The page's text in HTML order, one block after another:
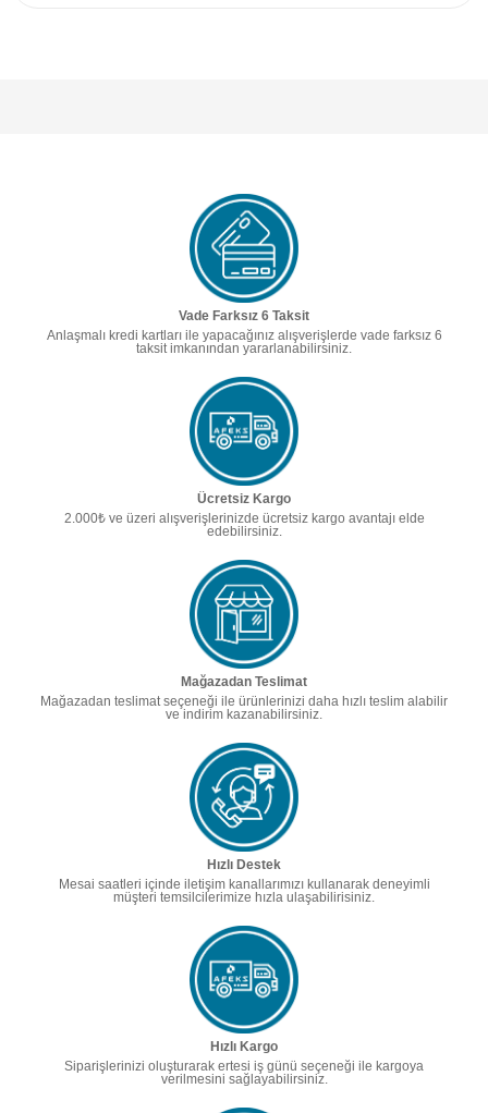
Vade Farksız 6 Taksit
Anlaşmalı kredi kartları ile yapacağınız alışverişlerde vade farksız 6
taksit imkanından yararlanabilirsiniz.
Ücretsiz Kargo
2.000₺ ve üzeri alışverişlerinizde ücretsiz kargo avantajı elde
edebilirsiniz.
Mağazadan Teslimat
Mağazadan teslimat seçeneği ile ürünlerinizi daha hızlı teslim alabilir
ve indirim kazanabilirsiniz.
Hızlı Destek
Mesai saatleri içinde iletişim kanallarımızı kullanarak deneyimli
müşteri temsilcilerimize hızla ulaşabilirisiniz.
Hızlı Kargo
Siparişlerinizi oluşturarak ertesi iş günü seçeneği ile kargoya
verilmesini sağlayabilirsiniz.